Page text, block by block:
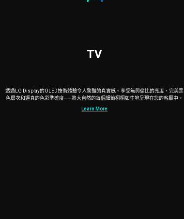
TV
透過LG Display的OLED技術體驗令人驚豔的真實感。享受無與倫比的亮度、完美黑
色層次和逼真的色彩準確度——將大自然的每個細節栩栩如生地呈現在您的客廳中。
Learn More